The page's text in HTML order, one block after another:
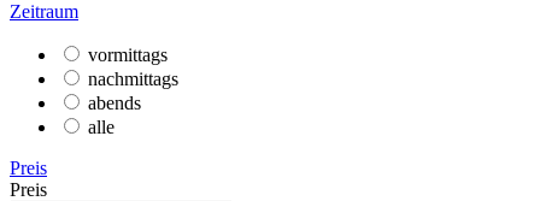
Zeitraum
vormittags
nachmittags
abends
alle
Preis
Preis